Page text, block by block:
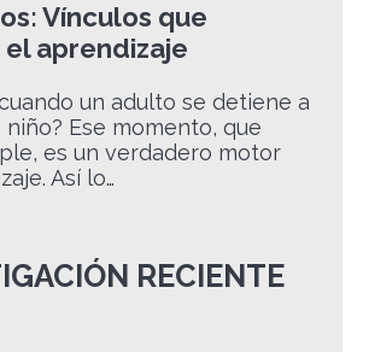
Vínculos que
el aprendizaje
un adulto se detiene a
niño? Ese momento, que
es un verdadero motor
Así lo…
RECIENTE